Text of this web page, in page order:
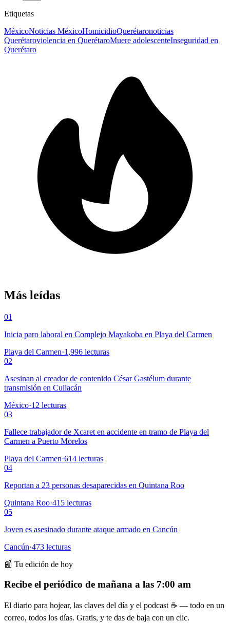
Etiquetas
MéxicoNoticias MéxicoHomicidioQuerétaronoticias
Querétaroviolencia en QuerétaroMuere adolescenteInseguridad en
Querétaro
Más leídas
01
Inicia paro laboral en Complejo Mayakoba en Playa del Carmen
Playa del Carmen·1,996 lecturas
02
Asesinan al creador de contenido César Gastélum durante
transmisión en Culiacán
México·12 lecturas
03
Fallece trabajador de Xcaret en accidente en tramo de Playa del
Carmen a Puerto Morelos
Playa del Carmen·614 lecturas
04
Reportan a 23 personas desaparecidas en Quintana Roo
Quintana Roo·415 lecturas
05
Joven es asesinado durante ataque armado en Cancún
Cancún·473 lecturas
📰 Tu edición de hoy
Recibe el periódico de mañana a las 7:00 am
El diario para hojear, las claves del día y el podcast ☕ — todo en un
correo, todos los días. Gratis, y te das de baja con un clic.